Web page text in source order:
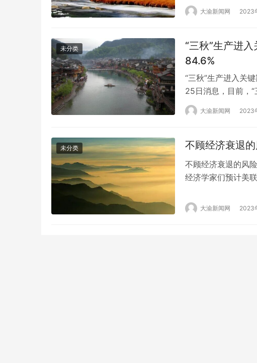
洞里，女子赶紧在
是命大了，要是没
大渝新闻网 2023
未分类
“三秋”生产进
84.6%
“三秋”生产进入关
25日消息，目前，
至10月23日，全国
百分点。 分地区看
大渝新闻网 2023
未分类 不顾经济衰退
不顾经济衰退的风
经济学家们预计美
息到底。经济学家
大渝新闻网 2023